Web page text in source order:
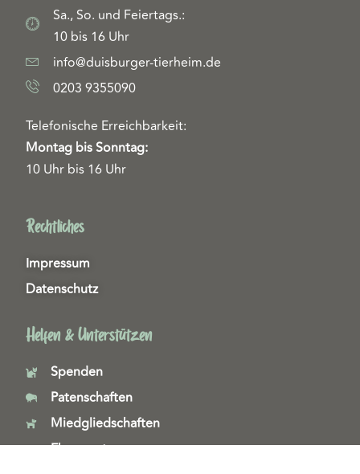
Sa., So. und Feiertags.:
10 bis 16 Uhr
info@duisburger-tierheim.de
0203 9355090
Telefonische Erreichbarkeit:
Montag bis Sonntag:
10 Uhr bis 16 Uhr
Rechtliches
Impressum
Datenschutz
Helfen & Unterstützen
Spenden
Patenschaften
Miedgliedschaften
Ehrenamt